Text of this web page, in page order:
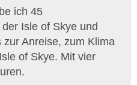
ich 45
Isle of Skye und
Anreise, zum Klima
of Skye. Mit vier